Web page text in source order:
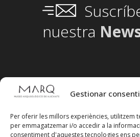
Gestionar
Per oferir les millors experiències, utilitzem
per emmagatzemar i/o accedir a la
consentiment d'aquestes tecnologies ens
nuestra